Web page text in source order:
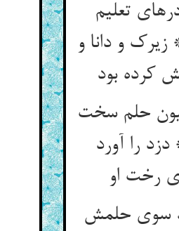
تعلیم
و دانا و
حلم سخت
را آورد
سوی حلمش